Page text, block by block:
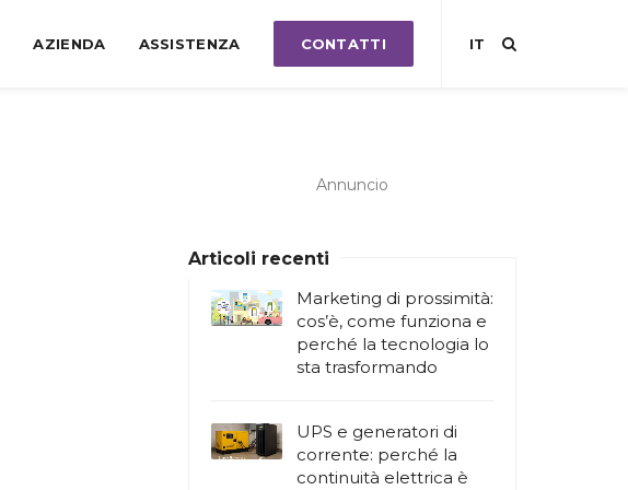
IT
AZIENDA ASSISTENZA CONTATTI
Annuncio
Articoli recenti
Marketing di prossimità:
cos’è, come funziona e
perché la tecnologia lo
sta trasformando
UPS e generatori di
corrente: perché la
continuità elettrica è